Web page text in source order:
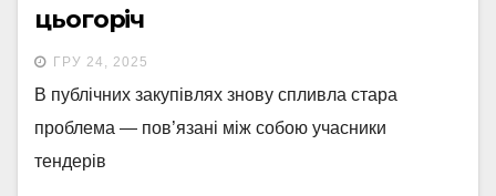
цьогоріч
ГРУ 24, 2025
В публічних закупівлях знову спливла стара
проблема — пов’язані між собою учасники
тендерів